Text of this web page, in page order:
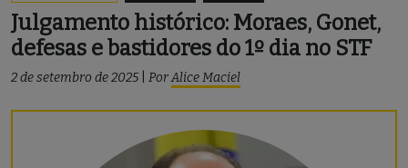
Julgamento histórico: Moraes, Gonet,
defesas e bastidores do 1º dia no STF
2 de setembro de 2025 PorAlice Maciel